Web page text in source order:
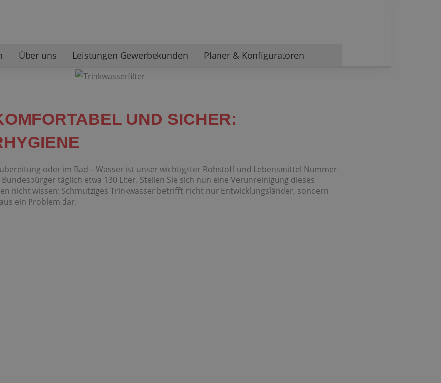
Über uns Leistungen Gewerbekunden Planer & Konfiguratoren
UND SICHER:
oder im Bad – Wasser ist unser wichtigster Rohstoff und Lebensmittel Nummer
täglich etwa 130 Liter. Stellen Sie sich nun eine Verunreinigung dieses
nicht wissen: Schmutziges Trinkwasser betrifft nicht nur Entwicklungsländer, sondern
ein Problem dar.